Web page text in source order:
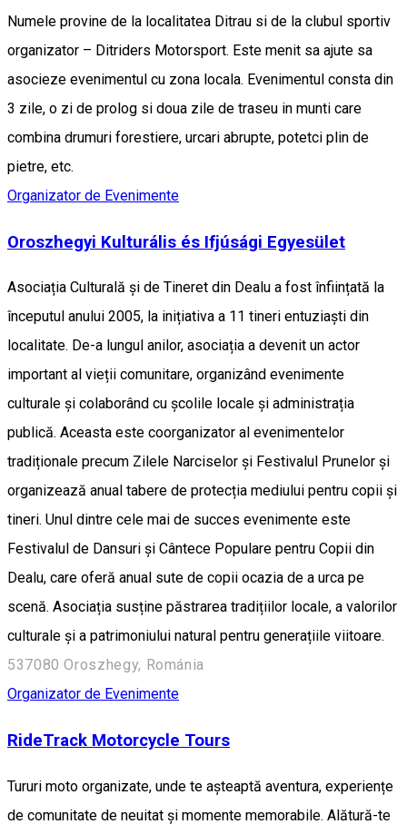
Numele provine de la localitatea Ditrau si de la clubul sportiv
organizator – Ditriders Motorsport. Este menit sa ajute sa
asocieze evenimentul cu zona locala. Evenimentul consta din
3 zile, o zi de prolog si doua zile de traseu in munti care
combina drumuri forestiere, urcari abrupte, potetci plin de
pietre, etc.
Organizator de Evenimente
Oroszhegyi Kulturális és Ifjúsági Egyesület
Asociația Culturală și de Tineret din Dealu a fost înființată la
începutul anului 2005, la inițiativa a 11 tineri entuziaști din
localitate. De-a lungul anilor, asociația a devenit un actor
important al vieții comunitare, organizând evenimente
culturale și colaborând cu școlile locale și administrația
publică. Aceasta este coorganizator al evenimentelor
tradiționale precum Zilele Narciselor și Festivalul Prunelor și
organizează anual tabere de protecția mediului pentru copii și
tineri. Unul dintre cele mai de succes evenimente este
Festivalul de Dansuri și Cântece Populare pentru Copii din
Dealu, care oferă anual sute de copii ocazia de a urca pe
scenă. Asociația susține păstrarea tradițiilor locale, a valorilor
culturale și a patrimoniului natural pentru generațiile viitoare.
537080 Oroszhegy, Románia
Organizator de Evenimente
RideTrack Motorcycle Tours
Tururi moto organizate, unde te așteaptă aventura, experiențe
de comunitate de neuitat și momente memorabile. Alătură-te